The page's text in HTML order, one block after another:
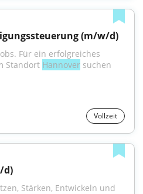
(m/w/d)
Für ein erfolgreiches
Standort Hannover suchen
Vollzeit
d)
Stärken, Entwickeln und